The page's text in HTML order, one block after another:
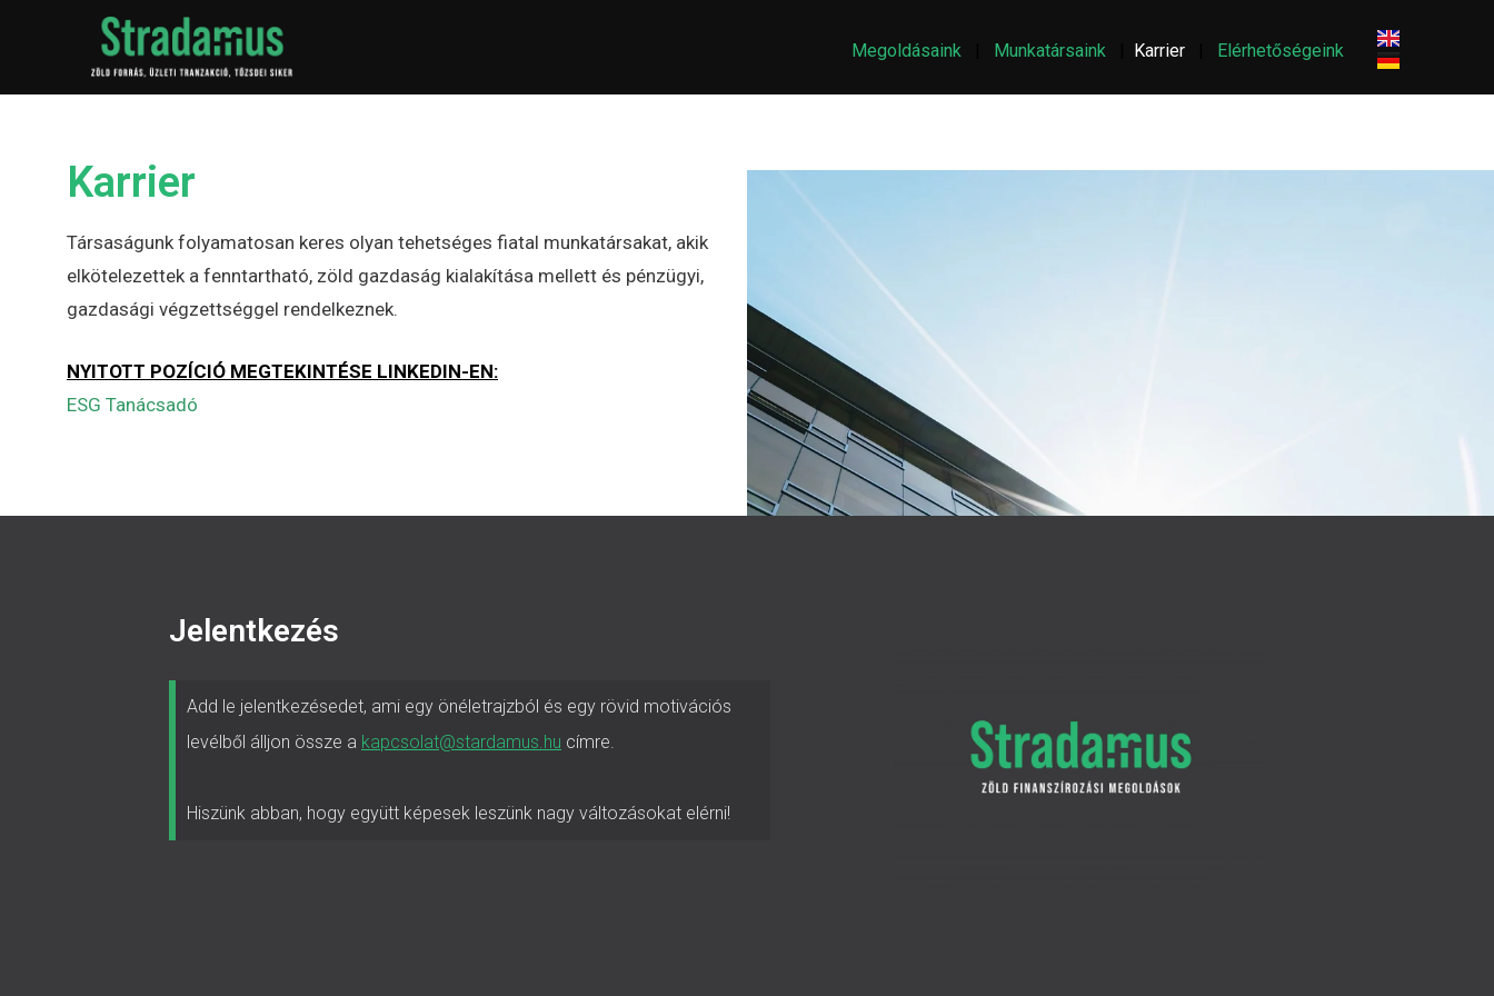
Megoldásaink Munkatársaink Karrier Elérhetőségeink
Karrier
Társaságunk folyamatosan keres olyan tehetséges fiatal munkatársakat, akik
elkötelezettek a fenntartható, zöld gazdaság kialakítása mellett és pénzügyi,
gazdasági végzettséggel rendelkeznek.
NYITOTT POZÍCIÓ MEGTEKINTÉSE LINKEDIN-EN:
ESG Tanácsadó
Jelentkezés
Add le jelentkezésedet, ami egy önéletrajzból és egy rövid motivációs
levélből álljon össze a kapcsolat@stardamus.hu címre.
Hiszünk abban, hogy együtt képesek leszünk nagy változásokat elérni!